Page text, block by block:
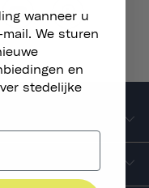
wanneer u
We sturen
en
stedelijke